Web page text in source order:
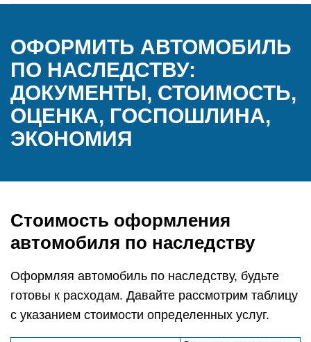
ОФОРМИТЬ АВТОМОБИЛЬ
ПО НАСЛЕДСТВУ:
ДОКУМЕНТЫ, СТОИМОСТЬ,
ОЦЕНКА, ГОСПОШЛИНА,
ЭКОНОМИЯ
Стоимость оформления
автомобиля по наследству
Оформляя автомобиль по наследству, будьте
готовы к расходам. Давайте рассмотрим таблицу
с указанием стоимости определенных услуг.